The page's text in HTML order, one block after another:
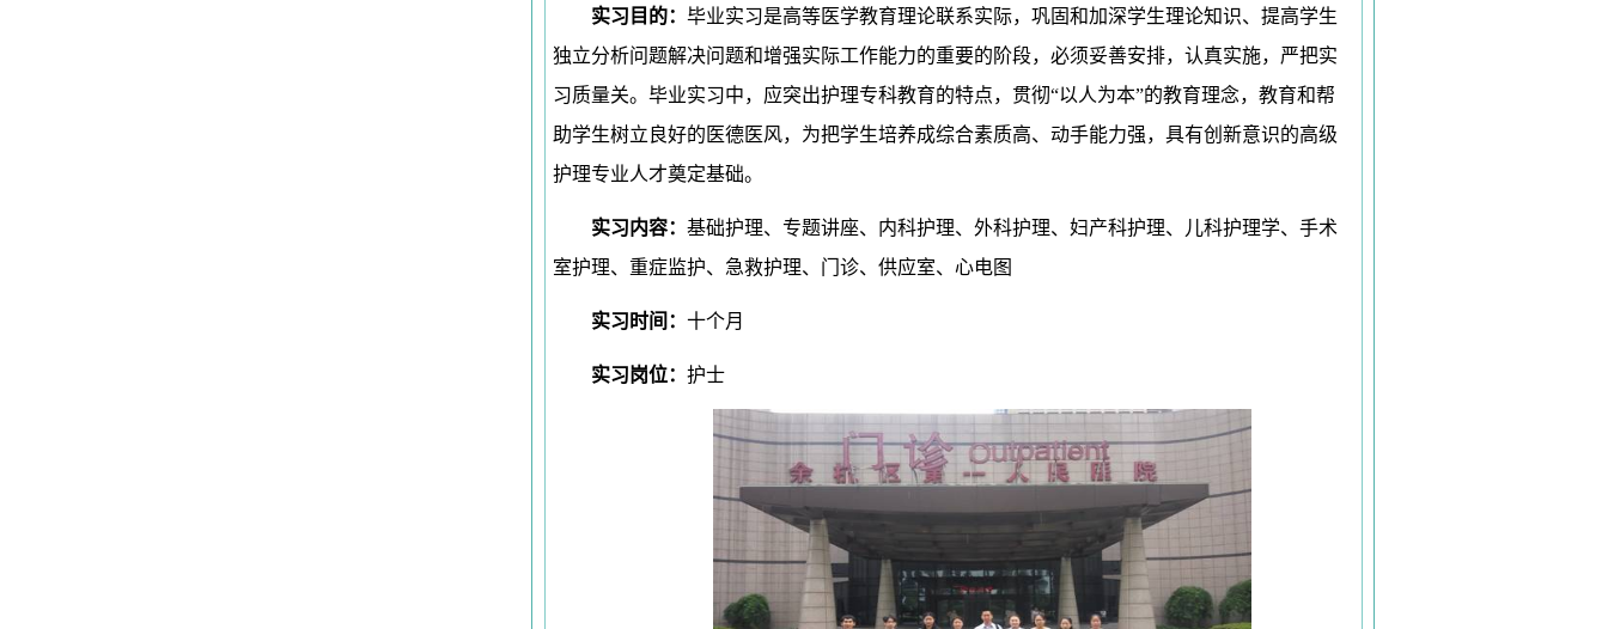
实习目的：毕业实习是高等医学教育理论联系实际，巩固和加深学生理论知识、提高学生
独立分析问题解决问题和增强实际工作能力的重要的阶段，必须妥善安排，认真实施，严把实
习质量关。毕业实习中，应突出护理专科教育的特点，贯彻“以人为本”的教育理念，教育和帮
助学生树立良好的医德医风，为把学生培养成综合素质高、动手能力强，具有创新意识的高级
护理专业人才奠定基础。
实习内容：基础护理、专题讲座、内科护理、外科护理、妇产科护理、儿科护理学、手术
室护理、重症监护、急救护理、门诊、供应室、心电图
实习时间：十个月
实习岗位：护士